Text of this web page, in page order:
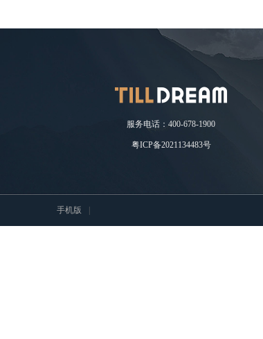
服务电话：400-678-1900
粤ICP备2021134483号
手机版